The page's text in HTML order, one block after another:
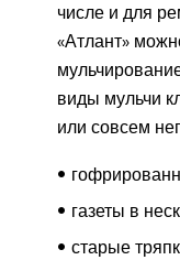
числе и для
«Атлант»
виды мульчи
или совсем
газеты в
старые